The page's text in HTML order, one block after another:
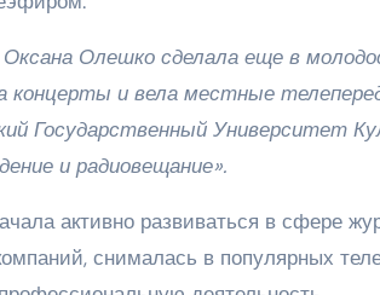
Олешко сделала еще в
концерты и вела местные
Государственный Университет
и радиовещание».
активно развиваться в сфере
снималась в популярных